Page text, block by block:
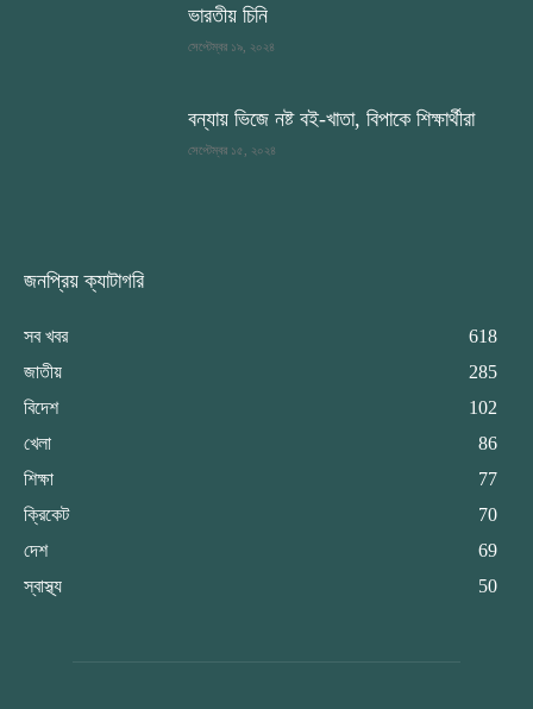
ভারতীয় চিনি
সেপ্টেম্বর ১৯, ২০২৪
বন্যায় ভিজে নষ্ট বই-খাতা, বিপাকে শিক্ষার্থীরা
সেপ্টেম্বর ১৫, ২০২৪
জনপ্রিয় ক্যাটাগরি
সব খবর
618
জাতীয়
285
বিদেশ
102
খেলা
86
শিক্ষা
77
ক্রিকেট
70
দেশ
69
স্বাস্থ্য
50